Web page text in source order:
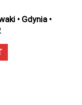
• Gdynia •